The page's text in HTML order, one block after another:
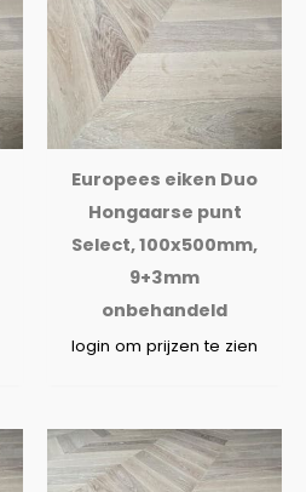
Europees eiken Duo
Hongaarse punt
Select, 100x500mm,
9+3mm
onbehandeld
login om prijzen te zien